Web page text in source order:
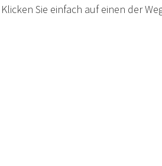
Sie einfach auf einen der